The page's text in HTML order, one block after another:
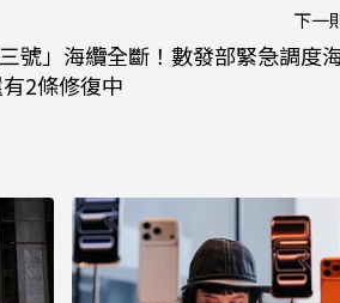
下一
三號」海纜全斷！數發部緊急調度
2條修復中